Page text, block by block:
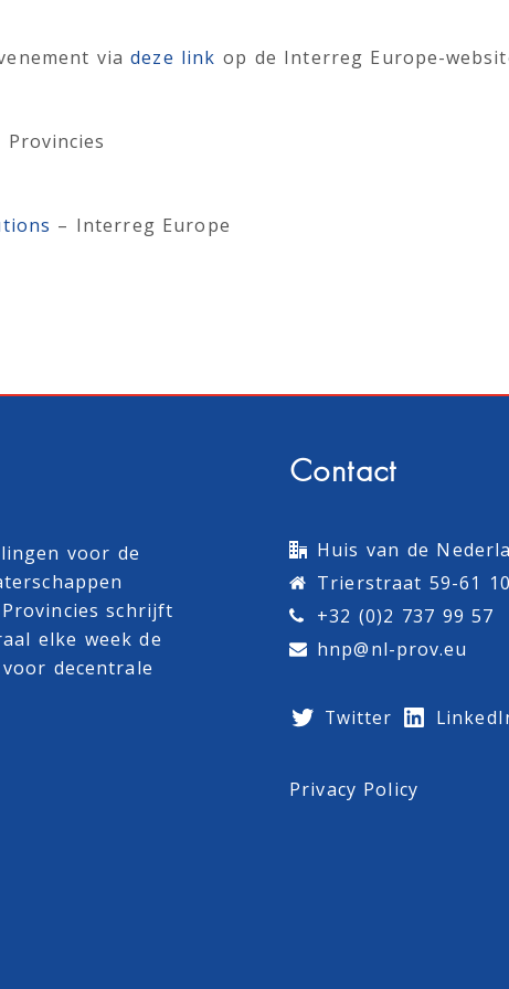
viadeze link op de Interreg Europe-
– Interreg Europe
voor de
schrijft
elke week de
decentrale
Contact
Huis van de
Trierstraat 59-61
+32 (0)2 737 99 57
hnp@nl-prov.eu
Twitter
Privacy Policy